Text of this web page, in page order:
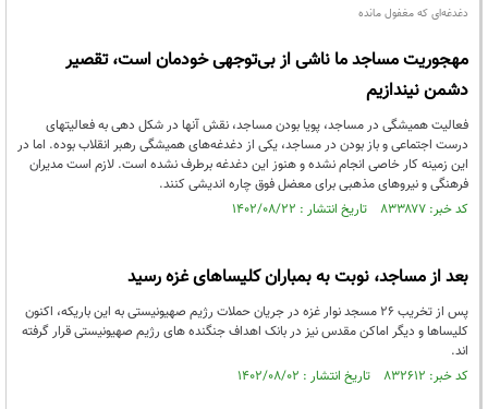
دغدغه‌ای که مغفول مانده
مهجوریت مساجد ما ناشی از بی‌توجهی خودمان است، تقصیر
دشمن نیندازیم
فعالیت همیشگی در مساجد، پویا بودن مساجد، نقش آنها در شکل دهی به فعالیتهای
درست اجتماعی و باز بودن در مساجد، یکی از دغدغه‌های همیشگی رهبر انقلاب بوده. اما در
این زمینه کار خاصی انجام نشده و هنوز این دغدغه برطرف نشده است. لازم است مدیران
فرهنگی و نیروهای مذهبی برای معضل فوق چاره اندیشی کنند.
کد خبر: ۸۳۳۸۷۷ تاریخ انتشار : ۱۴۰۲/۰۸/۲۲
بعد از مساجد، نوبت به بمباران کلیساهای غزه رسید
پس از تخریب ۲۶ مسجد نوار غزه در جریان حملات رژیم صهیونیستی به این باریکه، اکنون
کلیساها و دیگر اماکن مقدس نیز در بانک اهداف جنگنده های رژیم صهیونیستی قرار گرفته
اند.
کد خبر: ۸۳۲۶۱۲ تاریخ انتشار : ۱۴۰۲/۰۸/۰۲